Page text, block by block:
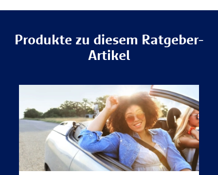
Produkte zu diesem Ratgeber-
Artikel